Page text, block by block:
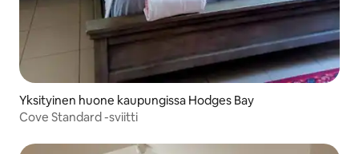
Yksityinen huone kaupungissa Hodges Bay
Cove Standard -sviitti